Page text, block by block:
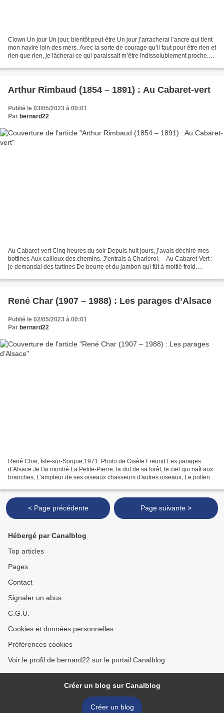
Clown Un jour Un jour, bientôt peut-être Un jour j’arracherai l’ancre qui tient
mon navire loin des mers. Avec la sorte de courage qu’il faut pour être rien et
rien que rien, je lâcherai ce qui paraissait m’être indissolublement proche.
Arthur Rimbaud (1854 – 1891) : Au Cabaret-vert
Publié le 03/05/2023 à 00:01
Par bernard22
Au Cabaret-vert Cinq heures du soir Depuis huit jours, j’avais déchiré mes
bottines Aux cailloux des chemins. J’entrais à Charleroi. – Au Cabaret-Vert :
je demandai des tartines De beurre et du jambon qui fût à moitié froid.
René Char (1907 – 1988) : Les parages d’Alsace
Publié le 02/05/2023 à 00:01
Par bernard22
René Char, Isle-sur-Sorgue,1971. Photo de Gisèle Freund Les parages
d’Alsace Je t'ai montré La Petite-Pierre, la dot de sa forêt, le ciel qui naît aux
branches, L'ampleur de ses oiseaux chasseurs d'autres oiseaux, Le pollen
< Page précédente Page suivante >
Hébergé par Canalblog
Top articles
Pages
Contact
Signaler un abus
C.G.U.
Cookies et données personnelles
Préférences cookies
Voir le profil de bernard22 sur le portail Canalblog
Créer un blog sur Canalblog
Créer un blog